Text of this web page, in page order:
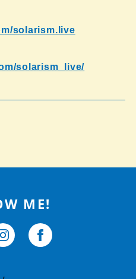
solarism.live
solarism_live/
ME!